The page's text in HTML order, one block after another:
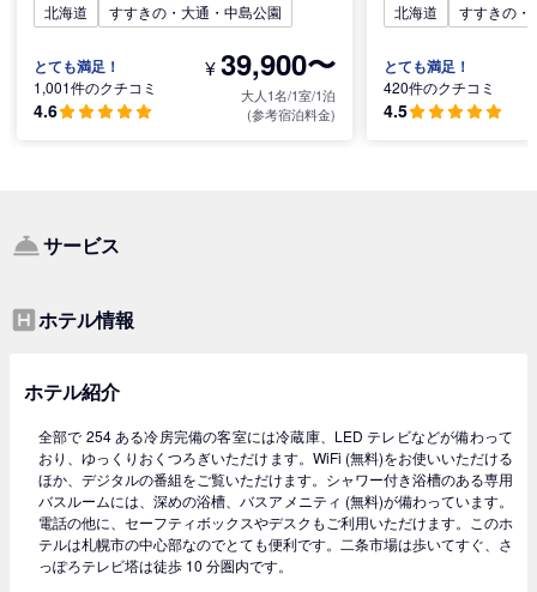
北海道 すすきの・大通・中島公園
とても満足！
1,001件のクチコミ
4.6
¥39,900〜
大人1名/1室/1泊
(参考宿泊料金)
北海道 すすきの・
とても満足！
420件のクチコミ
4.5
サービス
ホテル情報
ホテル紹介
全部で 254 ある冷房完備の客室には冷蔵庫、LED テレビなどが備わって
おり、ゆっくりおくつろぎいただけます。WiFi (無料)をお使いいただける
ほか、デジタルの番組をご覧いただけます。シャワー付き浴槽のある専用
バスルームには、深めの浴槽、バスアメニティ (無料)が備わっています。
電話の他に、セーフティボックスやデスクもご利用いただけます。このホ
テルは札幌市の中心部なのでとても便利です。二条市場は歩いてすぐ、さ
っぽろテレビ塔は徒歩 10 分圏内です。